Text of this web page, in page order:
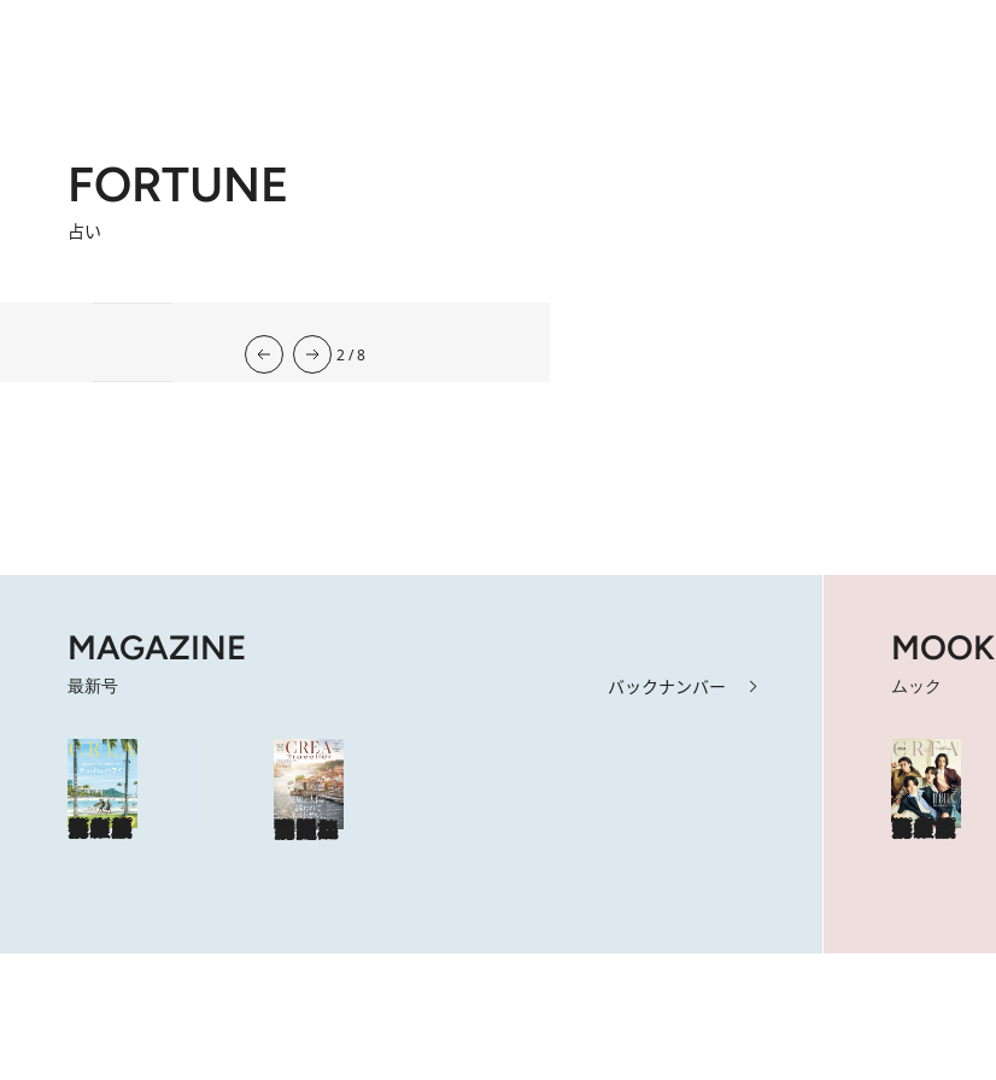
FORTUNE
占い
2026.7.31
2026.7.29
6 Hours Ago
東京ケイ子の 「オンナの算命学」
2 Hours Ago
岡本翔子の日めくりムーンカレンダー2026.8.2
今週の12星座占い 2/8
MAGAZINE
最新号 バックナンバー
海も山もグルメも。人生最高の旅へ
やっぱり、ハワイ！
目次を見る
特集記事を読む
ショップリスト 海風と太陽に誘われてポルトガルに会いに行く
目次を見る
特集記事を読む
MOOK
ムック
海も山もグルメも。人生最高の旅へ
やっぱり、ハワイ！
目次を見る
特集記事を読む
ショップリスト